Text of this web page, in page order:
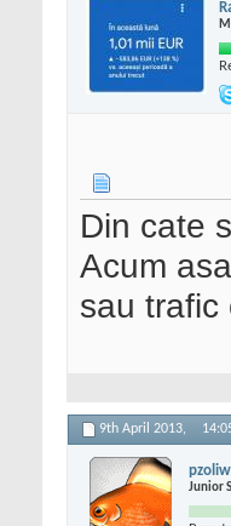
Din cate
Acum
sau trafic
9th April 2013,
Junior